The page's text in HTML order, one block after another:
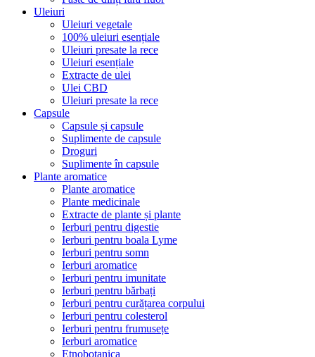
Uleiuri
Uleiuri vegetale
100% uleiuri esențiale
Uleiuri presate la rece
Uleiuri esențiale
Extracte de ulei
Ulei CBD
Uleiuri presate la rece
Capsule
Capsule și capsule
Suplimente de capsule
Droguri
Suplimente în capsule
Plante aromatice
Plante aromatice
Plante medicinale
Extracte de plante și plante
Ierburi pentru digestie
Ierburi pentru boala Lyme
Ierburi pentru somn
Ierburi aromatice
Ierburi pentru imunitate
Ierburi pentru bărbați
Ierburi pentru curățarea corpului
Ierburi pentru colesterol
Ierburi pentru frumusețe
Ierburi aromatice
Etnobotanica